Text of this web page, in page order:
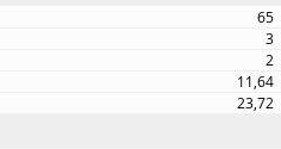
65
3
2
11,64
23,72